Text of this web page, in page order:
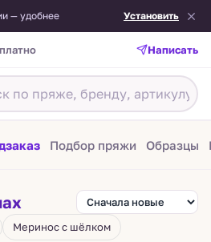
— удобнее Установить
Написать
Подбор пряжи Образцы
Меринос с шёлком